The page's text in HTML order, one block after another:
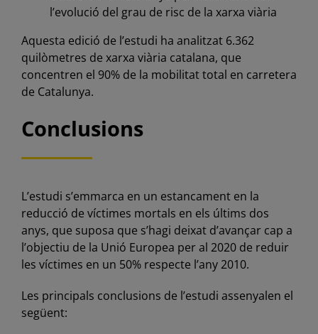
l’evolució del grau de risc de la xarxa viària
Aquesta edició de l’estudi ha analitzat 6.362
quilòmetres de xarxa viària catalana, que
concentren el 90% de la mobilitat total en carretera
de Catalunya.
Conclusions
L’estudi s’emmarca en un estancament en la
reducció de víctimes mortals en els últims dos
anys, que suposa que s’hagi deixat d’avançar cap a
l’objectiu de la Unió Europea per al 2020 de reduir
les víctimes en un 50% respecte l’any 2010.
Les principals conclusions de l’estudi assenyalen el
següent: